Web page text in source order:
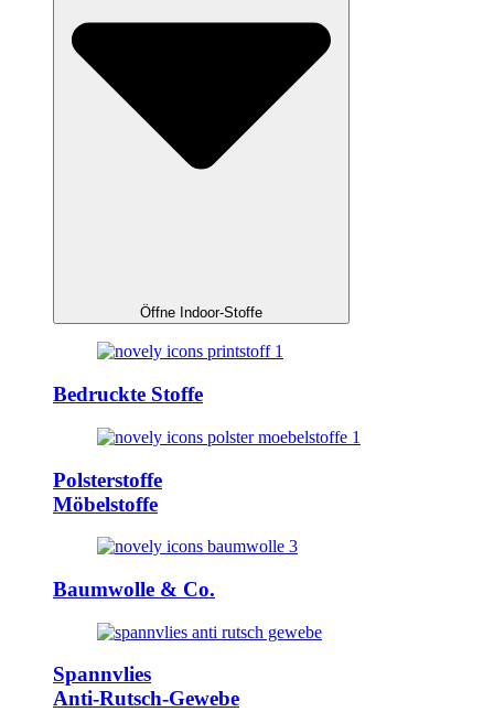
Öffne Indoor-Stoffe
Bedruckte Stoffe
Polsterstoffe
Möbelstoffe
Baumwolle & Co.
Spannvlies
Anti-Rutsch-Gewebe